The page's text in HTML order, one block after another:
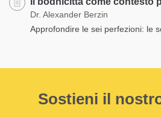
Dr. Alexander Berzin
Approfondire le sei perfezioni: le
Sostieni il